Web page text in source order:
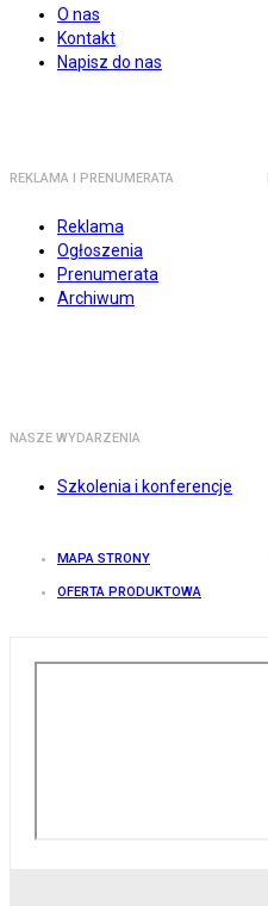
O nas
Kontakt
Napisz do nas
REKLAMA I PRENUMERATA
Reklama
Ogłoszenia
Prenumerata
Archiwum
NASZE WYDARZENIA
Szkolenia i konferencje
MAPA STRONY
OFERTA PRODUKTOWA